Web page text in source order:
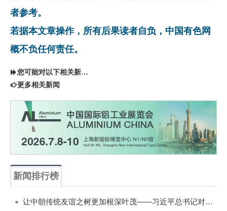
者参考。
若据本文章操作，所有后果读者自负，中国有色网
概不负任何责任。
您可能对以下相关新闻同样感兴趣
更多相关新闻
新闻排行榜
让中朝传统友谊之树更加根深叶茂——习近平总书记对朝鲜进行国事访问纪实